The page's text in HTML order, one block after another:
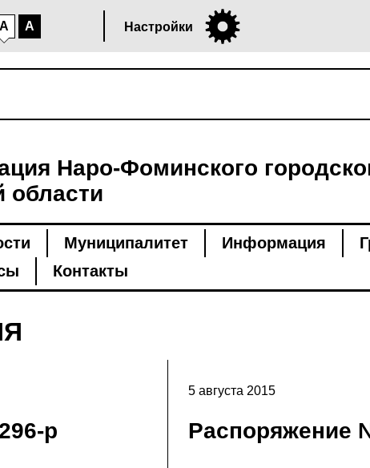
A A Настройки
Наро-Фоминского
области
Муниципалитет Информация
Контакты
р
5 августа 2015
Распоряжение